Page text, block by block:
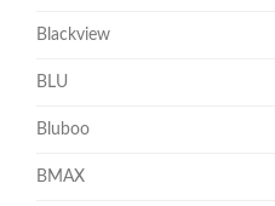
Blackview
BLU
Bluboo
BMAX